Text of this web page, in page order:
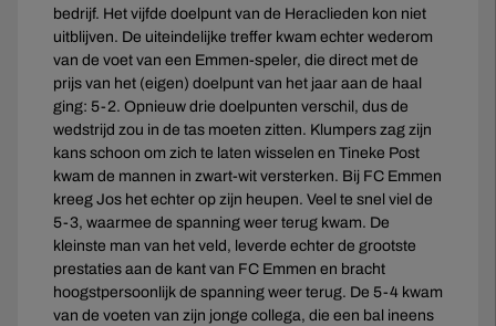
bedrijf. Het vijfde doelpunt van de Heraclieden kon niet
uitblijven. De uiteindelijke treffer kwam echter wederom
van de voet van een Emmen-speler, die direct met de
prijs van het (eigen) doelpunt van het jaar aan de haal
ging: 5-2. Opnieuw drie doelpunten verschil, dus de
wedstrijd zou in de tas moeten zitten. Klumpers zag zijn
kans schoon om zich te laten wisselen en Tineke Post
kwam de mannen in zwart-wit versterken. Bij FC Emmen
kreeg Jos het echter op zijn heupen. Veel te snel viel de
5-3, waarmee de spanning weer terug kwam. De
kleinste man van het veld, leverde echter de grootste
prestaties aan de kant van FC Emmen en bracht
hoogstpersoonlijk de spanning weer terug. De 5-4 kwam
van de voeten van zijn jonge collega, die een bal ineens